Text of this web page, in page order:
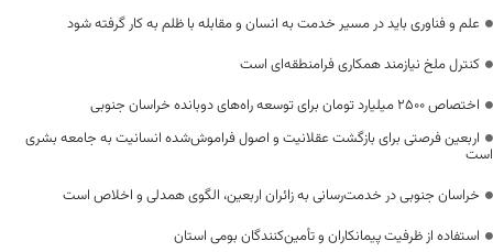
علم و فناوری باید در مسیر خدمت به انسان و مقابله با ظلم به کار گرفته شود
کنترل ملخ نیازمند همکاری فرامنطقه‌ای است
اختصاص 2500 میلیارد تومان برای توسعه راه‌های دوبانده خراسان جنوبی
اربعین فرصتی برای بازگشت عقلانیت و اصول فراموش‌شده انسانیت به جامعه بشری
است
خراسان جنوبی در خدمت‌رسانی به زائران اربعین، الگوی همدلی و اخلاص است
استفاده از ظرفیت پیمانکاران و تأمین‌کنندگان بومی استان